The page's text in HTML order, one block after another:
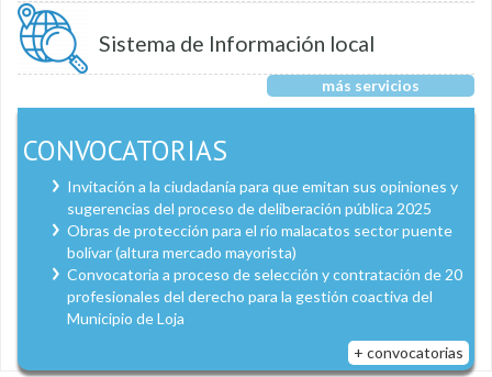
Sistema de Información local
más servicios
CONVOCATORIAS
Invitación a la ciudadanía para que emitan sus opiniones y
sugerencias del proceso de deliberación pública 2025
Obras de protección para el río malacatos sector puente
bolívar (altura mercado mayorista)
Convocatoria a proceso de selección y contratación de 20
profesionales del derecho para la gestión coactiva del
Municipio de Loja
+ convocatorias